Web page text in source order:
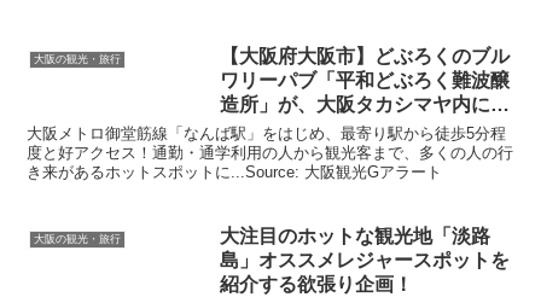
大阪の観光・旅行 【大阪府大阪市】どぶろくのブル
ワリーパブ「平和どぶろく難波醸
造所」が、 大阪タカシマヤ内に
…
大阪メトロ御堂筋線「なんば駅」をはじめ、最寄り駅から徒歩5分程
度と好アクセス！通勤・通学利用の人から観光客まで、多くの人の行
き来があるホットスポットに...Source: 大阪観光Gアラート
大阪の観光・旅行 大注目のホットな観光地「淡路
島」オススメレジャースポットを
紹介する欲張り企画！